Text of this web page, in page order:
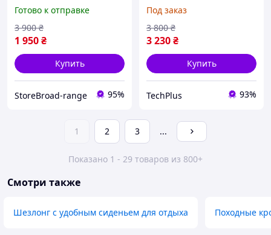
для отдыха с
подстакаником Черный
Готово к отправке
1 950₴
3 900 ₴
Купить
StoreBroad-range 95%
аэробики (до 350 кг)
Под заказ
3 230₴
3 800 ₴
Купить
TechPlus 93%
1 2 3 ...
Показано 1 - 29 товаров из 800+
Смотри также
Шезлонг с удобным сиденьем для отдыха Походные